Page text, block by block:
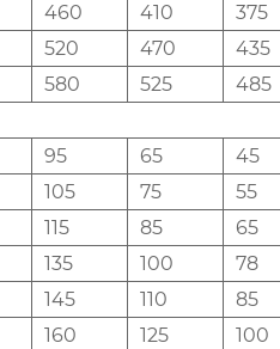
460 410 375
520 470 435
580 525 485
95 65 45
105 75 55
115 85 65
135 100 78
145 110 85
160 125 100